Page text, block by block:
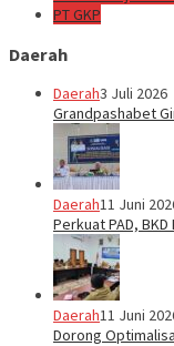
PT GKP
Daerah
Daerah3 Juli 2026
Grandpashabet
Daerah11 Juni
Perkuat PAD,
Daerah11 Juni
Dorong